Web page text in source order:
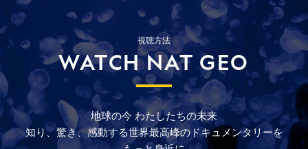
視聴方法
WATCH NAT GEO
地球の今 わたしたちの未来
知り、驚き、感動する世界最高峰のドキュメンタリーを